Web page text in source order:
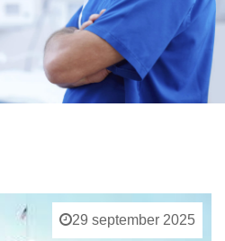
29 september 2025